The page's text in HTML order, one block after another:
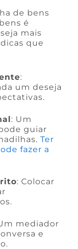
de bens
é
mais
que
:
um deseja
: Um
guiar
Ter
fazer a
: Colocar
mediador
e